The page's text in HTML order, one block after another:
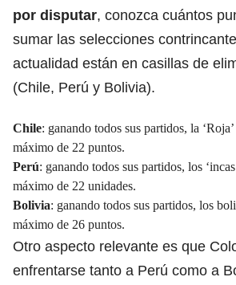
por disputar, conozca cuántos
sumar las selecciones
actualidad están en casillas de
(Chile, Perú y Bolivia).
Chile: ganando todos sus partidos, la
máximo de 22 puntos.
Perú: ganando todos sus partidos, los
máximo de 22 unidades.
Bolivia: ganando todos sus partidos, los
máximo de 26 puntos.
Otro aspecto relevante es que
enfrentarse tanto a Perú como a